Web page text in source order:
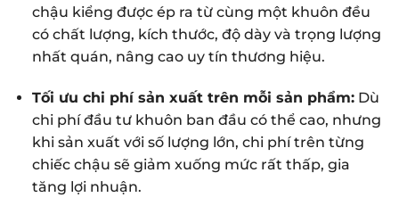
chậu kiểng được ép ra từ cùng một khuôn đều
có chất lượng, kích thước, độ dày và trọng lượng
nhất quán, nâng cao uy tín thương hiệu.
Tối ưu chi phí sản xuất trên mỗi sản phẩm:Dù
chi phí đầu tư khuôn ban đầu có thể cao, nhưng
khi sản xuất với số lượng lớn, chi phí trên từng
chiếc chậu sẽ giảm xuống mức rất thấp, gia
tăng lợi nhuận.